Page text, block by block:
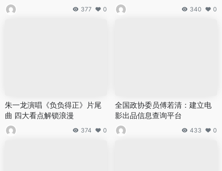
377 0 340 0
朱一龙演唱《负负得正》片尾
曲 四大看点解锁浪漫
374 0
全国政协委员傅若清：建立电
影出品信息查询平台
433 0